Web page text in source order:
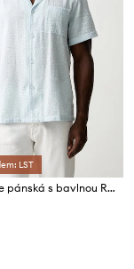
LST
BOSS košile pánská s bavlnou Relax_Shirt